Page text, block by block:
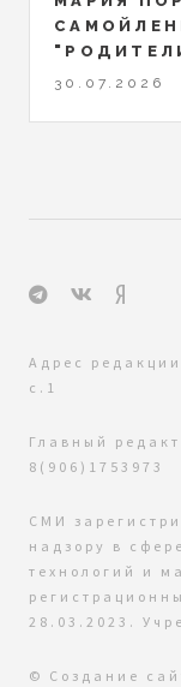
30.07.2026
Адрес
с.1
Главный
8(906)1753973
СМИ
надзору в
технологий и
28.03.2023.
© Создание